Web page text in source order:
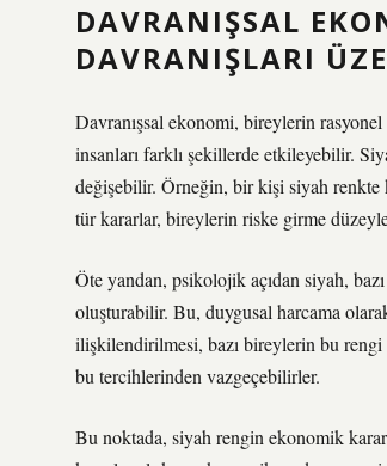
DAVRANIŞSAL
DAVRANIŞLARI
Davranışsal ekonomi, bireylerin
insanları farklı şekillerde etkileyebilir.
değişebilir. Örneğin, bir kişi siyah
tür kararlar, bireylerin riske girme
Öte yandan, psikolojik açıdan siyah,
oluşturabilir. Bu, duygusal harcama
ilişkilendirilmesi, bazı bireylerin bu rengi
bu tercihlerinden vazgeçebilirler.
Bu noktada, siyah rengin ekonomik